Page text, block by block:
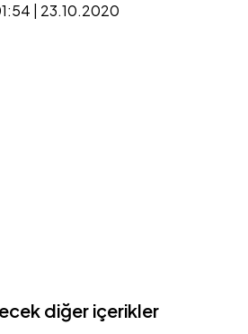
| 23.10.2020
diğer içerikler